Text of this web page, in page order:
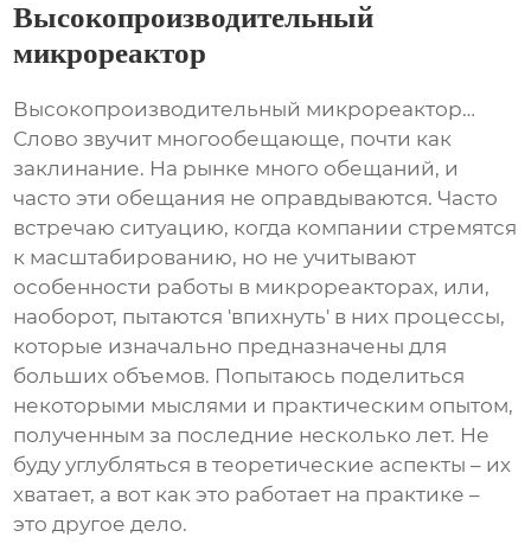
Высокопроизводительный
микрореактор
Высокопроизводительный микрореактор…
Слово звучит многообещающе, почти как
заклинание. На рынке много обещаний, и
часто эти обещания не оправдываются. Часто
встречаю ситуацию, когда компании стремятся
к масштабированию, но не учитывают
особенности работы в микрореакторах, или,
наоборот, пытаются 'впихнуть' в них процессы,
которые изначально предназначены для
больших объемов. Попытаюсь поделиться
некоторыми мыслями и практическим опытом,
полученным за последние несколько лет. Не
буду углубляться в теоретические аспекты – их
хватает, а вот как это работает на практике –
это другое дело.